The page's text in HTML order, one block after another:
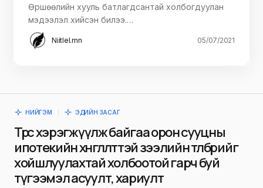
Өршөөлийн хууль батлагдсантай холбогдуулан
мэдээлэл хийсэн билээ.…
Niitlel.mn 05/07/2021
НИЙГЭМ ЭДИЙН ЗАСАГ
Төрөөс хэрэгжүүлж байгаа орон сууцны
ипотекийн хөнгөлөлттэй зээлийн төлбөрийг
хойшлуулахтай холбоотой гарч буй
түгээмэл асуулт, хариулт